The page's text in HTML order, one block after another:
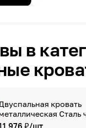
в
кровать
Сталь
см,
976 ₽/шт.